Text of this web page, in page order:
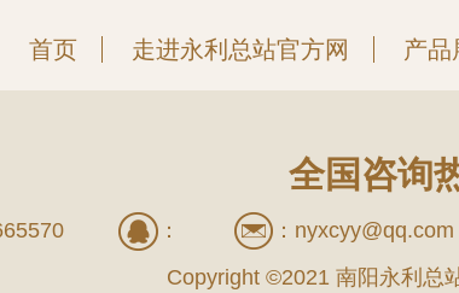
首页 走进永利总站官方网 产品
全国咨询
： ： nyxcyy@qq.com
Copyright ©2021 南阳永利总